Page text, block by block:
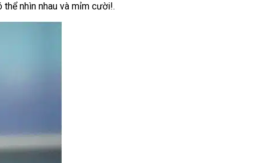
nhìn nhau và mỉm cười!.